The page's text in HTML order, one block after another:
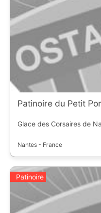
Patinoire du Petit
Glace des Corsaires de
Nantes - France
Patinoire